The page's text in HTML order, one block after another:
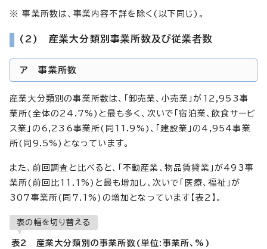
※ 事業所数は、事業内容不詳を除く(以下同じ)。
(2) 産業大分類別事業所数及び従業者数
ア 事業所数
産業大分類別の事業所数は、「卸売業、小売業」が12,953事
業所(全体の24.7%)と最も多く、次いで「宿泊業、飲食サービ
ス業」の6,236事業所(同11.9%)、「建設業」の4,954事業
所(同9.5%)となっています。
また、前回調査と比べると、「不動産業、物品賃貸業」が493事
業所(前回比11.1%)と最も増加し、次いで「医療、福祉」が
307事業所(同7.1%)の増加となっています【表2】。
表の幅を切り替える
表2 産業大分類別の事業所数(単位:事業所、%)